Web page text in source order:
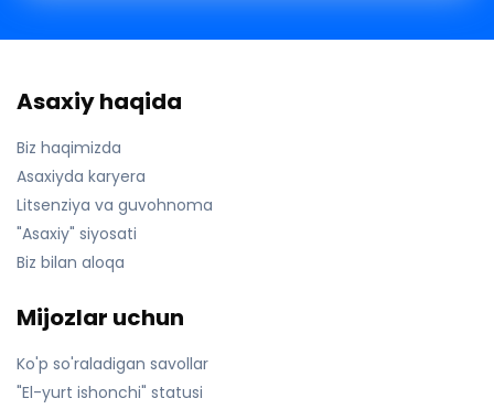
Asaxiy haqida
Biz haqimizda
Asaxiyda karyera
Litsenziya va guvohnoma
"Asaxiy" siyosati
Biz bilan aloqa
Mijozlar uchun
Ko'p so'raladigan savollar
"El-yurt ishonchi" statusi